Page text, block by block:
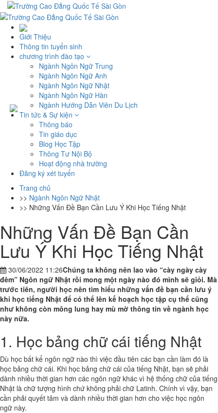
Giới Thiệu
Thông tin tuyển sinh
chương trình đào tạo
Ngành Ngôn Ngữ Trung
Ngành Ngôn Ngữ Anh
Ngành Ngôn Ngữ Nhật
Ngành Ngôn Ngữ Hàn
Ngành Hướng Dẫn Viên Du Lịch
Tin tức & Sự kiện
Thông báo
Tin giáo dục
Blog Học Tập
Thông Tư Nội Bộ
Hoạt động nhà trường
Đăng ký xét tuyển
Trang chủ
>> Ngành Ngôn Ngữ Nhật
>> Những Vấn Đề Bạn Cần Lưu Ý Khi Học Tiếng Nhật
Những Vấn Đề Bạn Cần
Lưu Ý Khi Học Tiếng Nhật
30/06/2022 11:26Chúng ta không nên lao vào “cày ngày cày
đêm” Ngôn ngữ Nhật rồi mong một ngày nào đó mình sẽ giỏi. Mà
trước tiên, người học nên tìm hiểu những vấn đề bạn cần lưu ý
khi học tiếng Nhật để có thể lên kế hoạch học tập cụ thể cũng
như không còn mông lung hay mù mờ thông tin về ngành học
này nữa.
1. Học bảng chữ cái tiếng Nhật
Dù học bất kể ngôn ngữ nào thì việc đầu tiên các bạn cần làm đó là
học bảng chữ cái. Khi học bảng chữ cái của tiếng Nhật, bạn sẽ phải
dành nhiều thời gian hơn các ngôn ngữ khác vì hệ thống chữ của tiếng
Nhật là chữ tượng hình chứ không phải chữ Latinh. Chính vì vậy, bạn
cần phải quyết tâm và dành nhiều thời gian hơn cho việc học ngôn
ngữ này.